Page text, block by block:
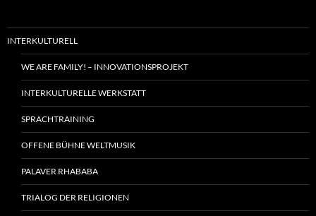
INTERKULTURELL
WE ARE FAMILY! – INNOVATIONSPROJEKT
INTERKULTURELLE WERKSTATT
SPRACHTRAINING
OFFENE BÜHNE WELTMUSIK
PALAVER RHABABA
TRIALOG DER RELIGIONEN